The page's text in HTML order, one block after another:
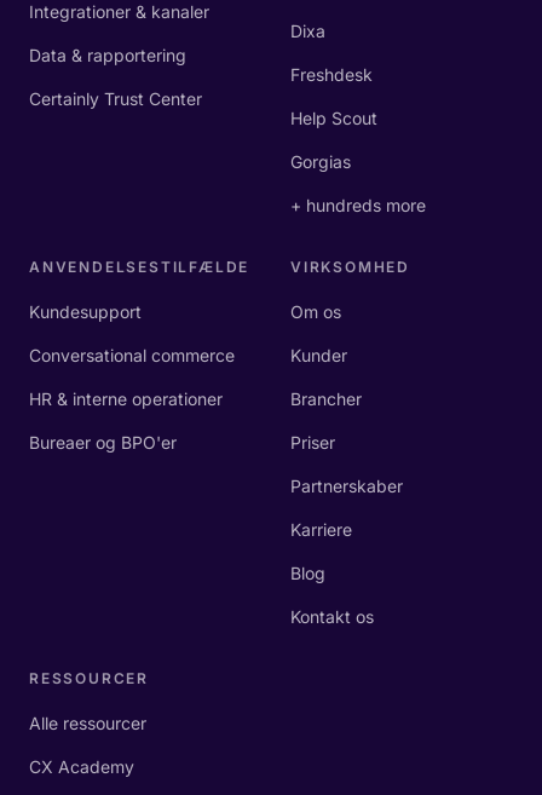
Integrationer & kanaler
Data & rapportering
Certainly Trust Center
Dixa
Freshdesk
Help Scout
Gorgias
+ hundreds more
ANVENDELSESTILFÆLDE
Kundesupport
Conversational commerce
HR & interne operationer
Bureaer og BPO'er
VIRKSOMHED
Om os
Kunder
Brancher
Priser
Partnerskaber
Karriere
Blog
Kontakt os
RESSOURCER
Alle ressourcer
CX Academy